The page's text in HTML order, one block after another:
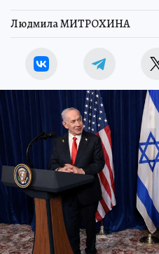
Людмила МИТРОХИНА